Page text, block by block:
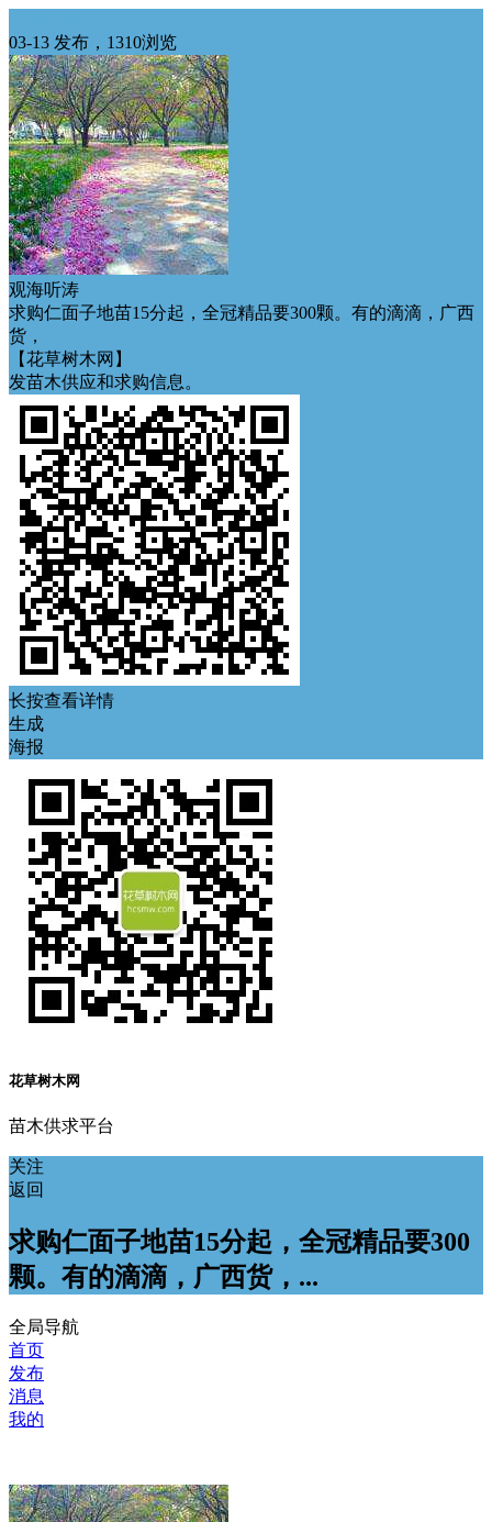
03-13 发布，1310浏览
观海听涛
求购仁面子地苗15分起，全冠精品要300颗。有的滴滴，广西
货，
【花草树木网】
发苗木供应和求购信息。
长按查看详情
生成
海报
花草树木网
苗木供求平台
关注
返回
求购仁面子地苗15分起，全冠精品要300
颗。有的滴滴，广西货，...
全局导航
首页
发布
消息
我的